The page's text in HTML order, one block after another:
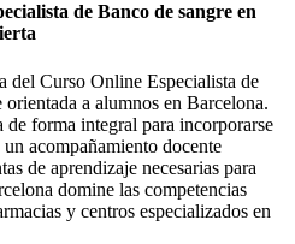
de Banco de sangre en
del Curso Online Especialista de
a alumnos en Barcelona.
forma integral para incorporarse
acompañamiento docente
de aprendizaje necesarias para
domine las competencias
y centros especializados en